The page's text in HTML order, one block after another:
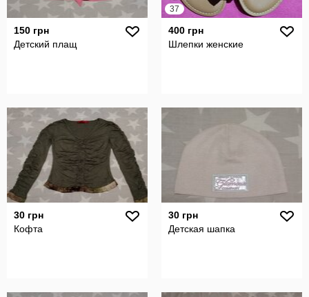
150 грн
Детский плащ
37
400 грн
Шлепки женские
30 грн
Кофта
30 грн
Детская шапка